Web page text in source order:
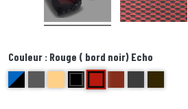
Couleur : Rouge ( bord noir) Echo
bleu et noir Delta
anthracite golf
beige bravo
noir centre gris bord noir foxtrot
Rouge ( bord noir) Echo